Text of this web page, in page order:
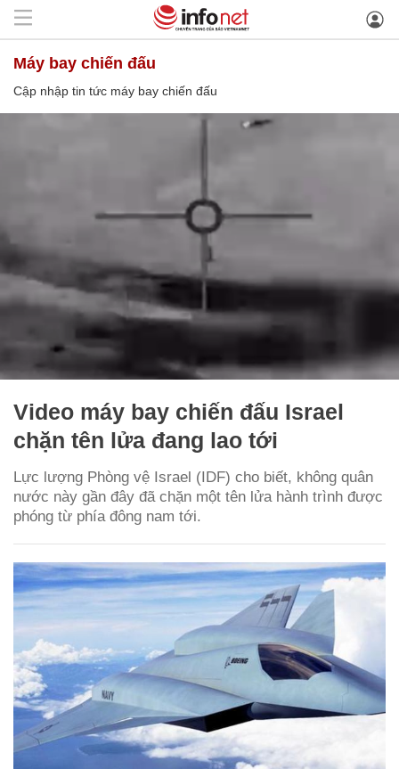
máy bay chiến đấu
Cập nhập tin tức máy bay chiến đấu
Video máy bay chiến đấu Israel
chặn tên lửa đang lao tới
Lực lượng Phòng vệ Israel (IDF) cho biết, không quân
nước này gần đây đã chặn một tên lửa hành trình được
phóng từ phía đông nam tới.